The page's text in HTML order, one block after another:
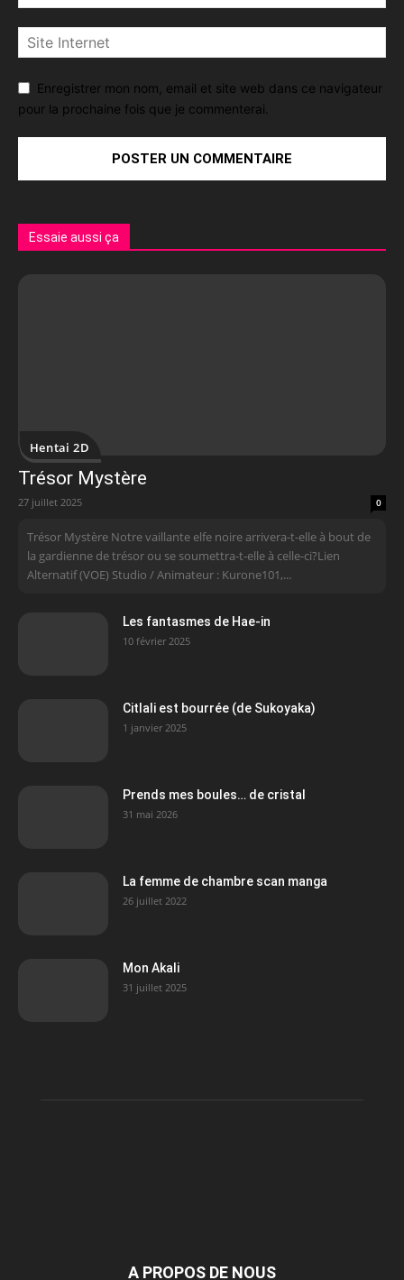
Enregistrer mon nom, email et site web dans ce navigateur
pour la prochaine fois que je commenterai.
Essaie aussi ça
Hentai 2D
Trésor Mystère
27 juillet 2025 0
Trésor Mystère Notre vaillante elfe noire arrivera-t-elle à bout de
la gardienne de trésor ou se soumettra-t-elle à celle-ci?Lien
Alternatif (VOE) Studio / Animateur : Kurone101,...
Les fantasmes de Hae-in
10 février 2025
Citlali est bourrée (de Sukoyaka)
1 janvier 2025
Prends mes boules… de cristal
31 mai 2026
La femme de chambre scan manga
26 juillet 2022
Mon Akali
31 juillet 2025
A PROPOS DE NOUS